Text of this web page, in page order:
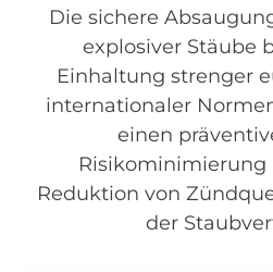
Die sichere
explosiver Stäube
Einhaltung strenger
internationaler
einen
Risikominimierung
Reduktion von
der